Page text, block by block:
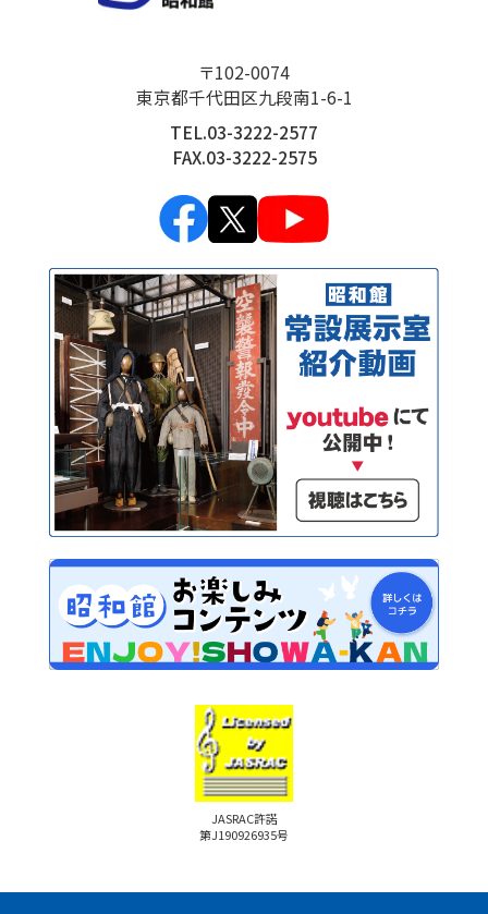
〒102-0074
東京都千代田区九段南1-6-1
TEL.03-3222-2577
FAX.03-3222-2575
JASRAC許諾
第J190926935号